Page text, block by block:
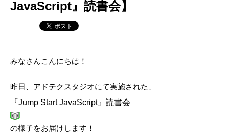
JavaScript』読書会】
みなさんこんにちは！
昨日、アドテクスタジオにて実施された、
『Jump Start JavaScript』 読書会
の様子をお届けします！